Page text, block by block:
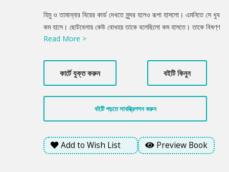
Product
Summery
হিমু ও তামান্নার বিয়ের কার্ড দেখতে সুন্দর হলেও রূপা হাসলো। এমনিতে সে খুব
কম হাসে। ছোটবেলায় কেউ বোধহয় তাকে বলেছিলো কম হাসতে। তাকে বিষণ্ণ
অবস্থায় দেখতে ভালো লাগে। ব্যাপারটা তার মাথায় ঢুকে গেছে, সে জন্যেই
নাম্বার পূর্ণ হবে। ‘হাসছ কেন রূপা?’ -তুমি বদলে যাচ্ছ এই জন্যে হাসছি।
মানুষকে আগে তুমি ধোঁকা দিতে না, এখন দিচ্ছ। ‘কাকে ধোঁকা দিচ্ছি?’ -তামান্না
নামের মেয়েটাকে দিচ্ছ। বিয়ের রাতে সবাই উপস্থিত হবে শুধু তুমি হবে না।
তুমি জ্যোৎস্না দেখতে জঙ্গলে চলে যাবে। মেয়েটার কী হবে ভেবেছ কখনো?’
Read More >
কার্টে যুক্ত করুন বইটি কিনুন
বইটি পড়তে সাবস্ক্রিপশন করুন
Add to Wish List Preview Book